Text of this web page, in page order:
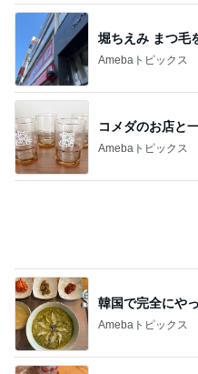
假屋崎 軽井沢の
Amebaトピックス
このままどこに
Amebaトピックス